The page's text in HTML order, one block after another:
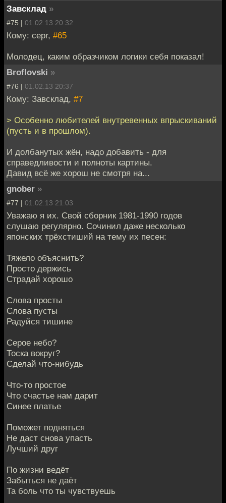
Завсклад »
#75 | 01.02.13 20:32
Кому: cepr, #65
Молодец, каким образчиком логики себя показал!
Broflovski »
#76 | 01.02.13 20:37
Кому: Завсклад, #7
> Особенно любителей внутревенных впрыскиваний
(пусть и в прошлом).
И долбанутых жён, надо добавить - для
справедливости и полноты картины.
Давид всё же хорош не смотря на...
gnober »
#77 | 01.02.13 21:03
Уважаю я их. Свой сборник 1981-1990 годов
слушаю регулярно. Сочинил даже несколько
японских трёхстиший на тему их песен:
Тяжело объяснить?
Просто держись
Страдай хорошо
Слова просты
Слова пусты
Радуйся тишине
Серое небо?
Тоска вокруг?
Сделай что-нибудь
Что-то простое
Что счастье нам дарит
Синее платье
Поможет подняться
Не даст снова упасть
Лучший друг
По жизни ведёт
Забыться не даёт
Та боль что ты чувствуешь